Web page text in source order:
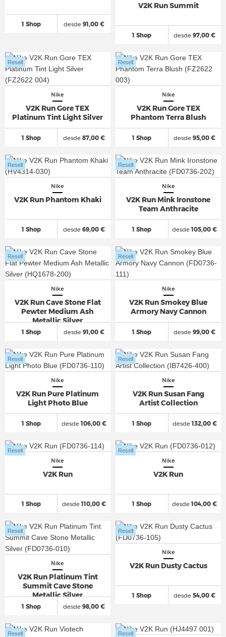
1 Shop desde91,00 €
V2K Run Summit
1 Shop desde 97,00 €
Nike
V2K Run Gore TEX
Platinum Tint Light Silver
1 Shop
Resell
desde87,00 €
Nike
V2K Run Gore TEX
Phantom Terra Blush
1 Shop
Resell
desde 95,00 €
Nike
V2K Run Phantom Khaki
1 Shop
Resell
desde69,00 €
Nike
V2K Run Mink Ironstone
Team Anthracite
1 Shop
Resell
desde105,00 €
Nike
V2K Run Cave Stone Flat
Pewter Medium Ash
Metallic Silver
1 Shop
Resell
desde91,00 €
Nike
V2K Run Smokey Blue
Armory Navy Cannon
1 Shop
Resell
desde 99,00 €
Nike
V2K Run Pure Platinum
Light Photo Blue
1 Shop
Resell
desde106,00 €
Nike
V2K Run Susan Fang
Artist Collection
1 Shop
Resell
desde132,00 €
Nike
V2K Run
1 Shop
Resell
desde110,00 €
Nike
V2K Run
1 Shop
Resell
desde104,00 €
Nike
V2K Run Platinum Tint
Summit Cave Stone
Metallic Silver
1 Shop
Resell
desde98,00 €
Nike
V2K Run Dusty Cactus
1 Shop
Resell
desde 54,00 €
Resell Resell